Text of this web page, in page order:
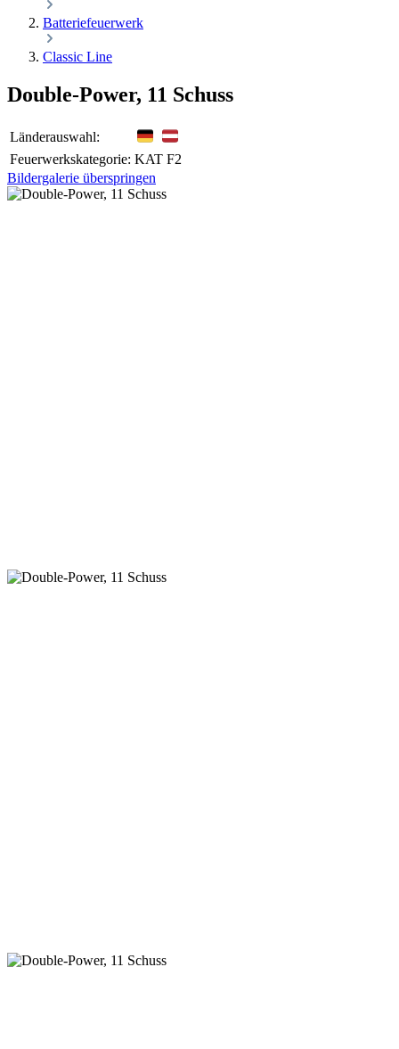
Batteriefeuerwerk
Classic Line
Double-Power, 11 Schuss
Länderauswahl:
Feuerwerkskategorie: KAT F2
Bildergalerie überspringen